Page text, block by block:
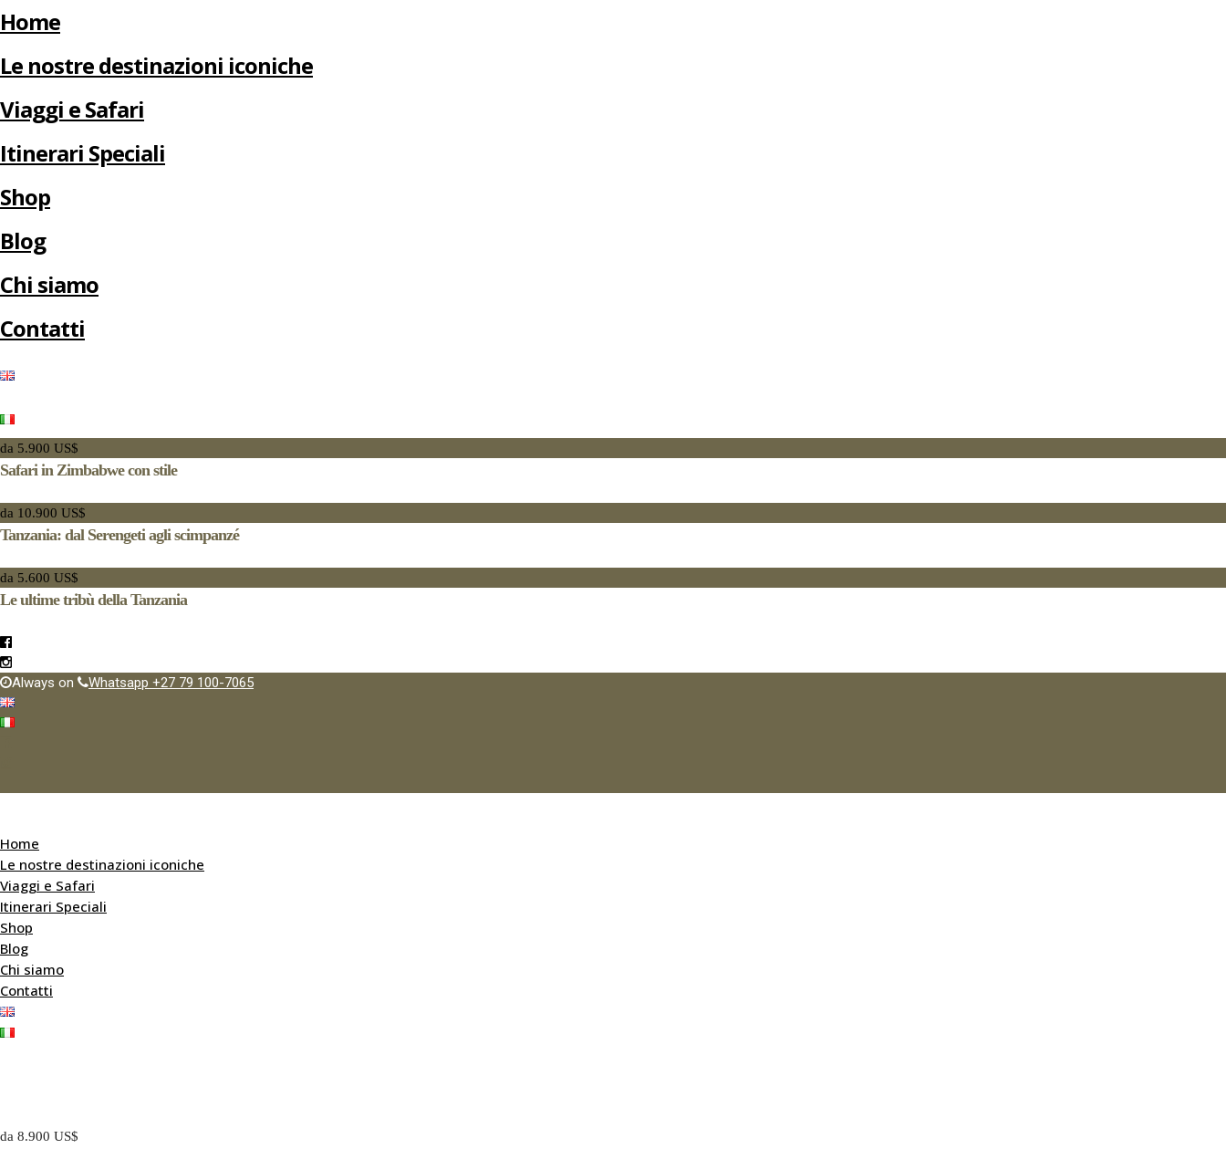
Home
Le nostre destinazioni iconiche
Viaggi e Safari
Itinerari Speciali
Shop
Blog
Chi siamo
Contatti
da 5.900 US$
Safari in Zimbabwe con stile
da 10.900 US$
Tanzania: dal Serengeti agli scimpanzé
da 5.600 US$
Le ultime tribù della Tanzania
Always on Whatsapp +27 79 100-7065
Home
Le nostre destinazioni iconiche
Viaggi e Safari
Itinerari Speciali
Shop
Blog
Chi siamo
Contatti
da 8.900 US$